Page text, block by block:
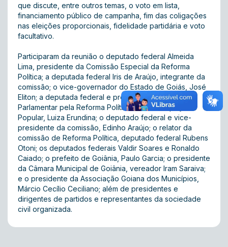
que discute, entre outros temas, o voto em lista,
financiamento público de campanha, fim das coligações
nas eleições proporcionais, fidelidade partidária e voto
facultativo.
Participaram da reunião o deputado federal Almeida
Lima, presidente da Comissão Especial da Reforma
Política; a deputada federal Iris de Araújo, integrante da
comissão; o vice-governador do Estado de Goiás, José
Eliton; a deputada federal e presidente da Frente
Parlamentar pela Reforma Política com Participação
Popular, Luiza Erundina; o deputado federal e vice-
presidente da comissão, Edinho Araújo; o relator da
comissão de Reforma Política, deputado federal Rubens
Otoni; os deputados federais Valdir Soares e Ronaldo
Caiado; o prefeito de Goiânia, Paulo Garcia; o presidente
da Câmara Municipal de Goiânia, vereador Iram Saraiva;
e o presidente da Associação Goiana dos Municípios,
Márcio Cecílio Ceciliano; além de presidentes e
dirigentes de partidos e representantes da sociedade
civil organizada.